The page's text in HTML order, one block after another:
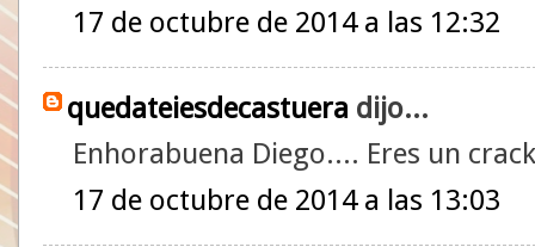
17 de octubre de 2014 a las 12:32
quedateiesdecastuera dijo...
Enhorabuena Diego.... Eres un
17 de octubre de 2014 a las 13:03